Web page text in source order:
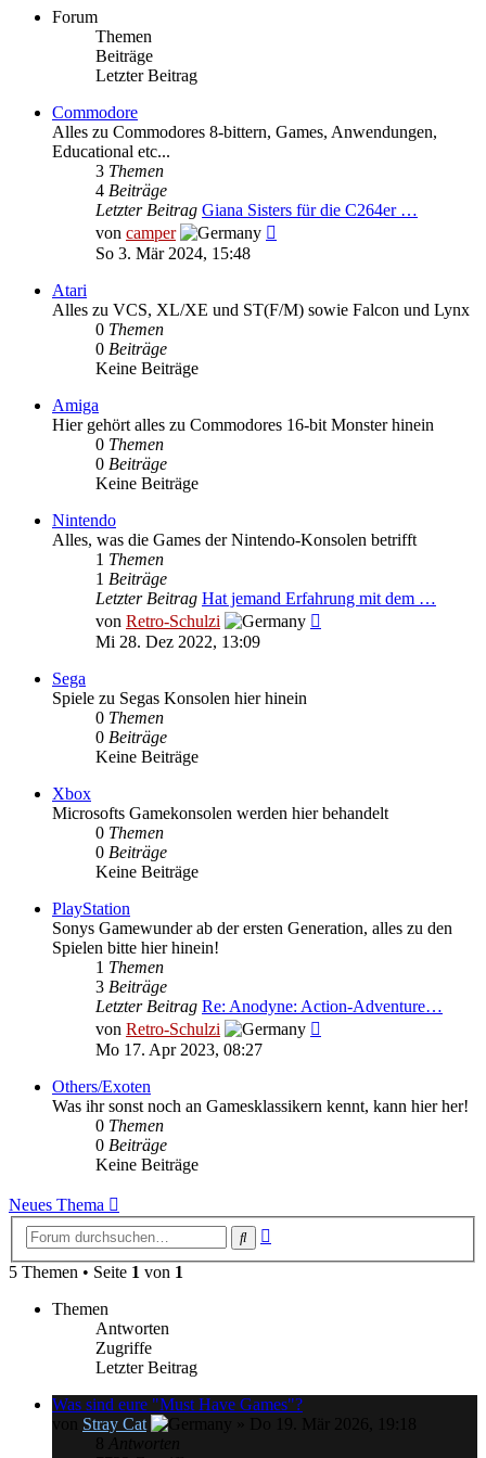
Forum
Themen
Beiträge
Letzter Beitrag
Commodore
Alles zu Commodores 8-bittern, Games, Anwendungen,
Educational etc...
3 Themen
4 Beiträge
Letzter Beitrag Giana Sisters für die C264er …
von camper
So 3. Mär 2024, 15:48
Atari
Alles zu VCS, XL/XE und ST(F/M) sowie Falcon und Lynx
0 Themen
0 Beiträge
Keine Beiträge
Amiga
Hier gehört alles zu Commodores 16-bit Monster hinein
0 Themen
0 Beiträge
Keine Beiträge
Nintendo
Alles, was die Games der Nintendo-Konsolen betrifft
1 Themen
1 Beiträge
Letzter Beitrag Hat jemand Erfahrung mit dem …
von Retro-Schulzi
Mi 28. Dez 2022, 13:09
Sega
Spiele zu Segas Konsolen hier hinein
0 Themen
0 Beiträge
Keine Beiträge
Xbox
Microsofts Gamekonsolen werden hier behandelt
0 Themen
0 Beiträge
Keine Beiträge
PlayStation
Sonys Gamewunder ab der ersten Generation, alles zu den
Spielen bitte hier hinein!
1 Themen
3 Beiträge
Letzter Beitrag Re: Anodyne: Action-Adventure…
von Retro-Schulzi
Mo 17. Apr 2023, 08:27
Others/Exoten
Was ihr sonst noch an Gamesklassikern kennt, kann hier her!
0 Themen
0 Beiträge
Keine Beiträge
Neues Thema
Suche
5 Themen • Seite 1 von 1
Themen
Antworten
Zugriffe
Letzter Beitrag
Was sind eure "Must Have Games"?
Stray Cat